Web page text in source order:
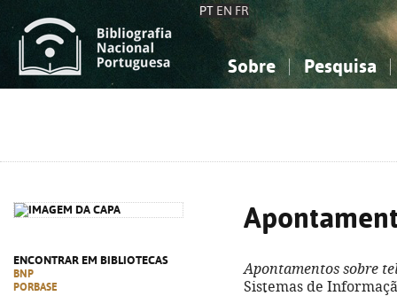
PT EN FR
Sobre Pesquisa
ENCONTRAR EM BIBLIOTECAS
BNP
PORBASE
Apontamentos sobre
Sistemas de